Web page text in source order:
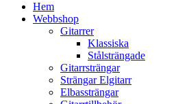
Hem
Webbshop
Gitarrer
Klassiska
Stålsträngade
Gitarrsträngar
Strängar Elgitarr
Elbassträngar